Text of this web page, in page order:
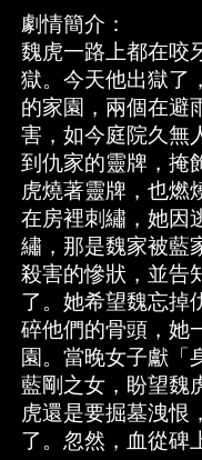
劇情簡介：
魏虎一路上都在咬
獄。今天他出獄了
的家園，兩個在避
害，如今庭院久無
到仇家的靈牌，掩
虎燒著靈牌，也燃
在房裡刺繡，她因
繡，那是魏家被藍
殺害的慘狀，並告
了。她希望魏忘掉
碎他們的骨頭，她
園。當晚女子獻「
藍剛之女，盼望魏
虎還是要掘墓洩恨
了。忽然，血從碑